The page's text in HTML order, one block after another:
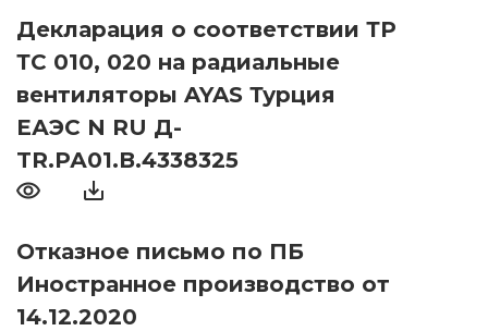
Декларация о соответствии ТР
ТС 010, 020 на радиальные
вентиляторы AYAS Турция
ЕАЭС N RU Д-
TR.РА01.В.4338325
Отказное письмо по ПБ
Иностранное производство от
14.12.2020